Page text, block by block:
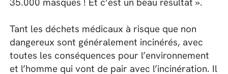
Tant les déchets médicaux à risque que non
dangereux sont généralement incinérés, avec
toutes les conséquences pour l’environnement
et l’homme qui vont de pair avec l’incinération. Il